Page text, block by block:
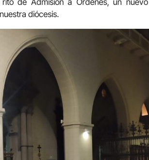
diócesis.